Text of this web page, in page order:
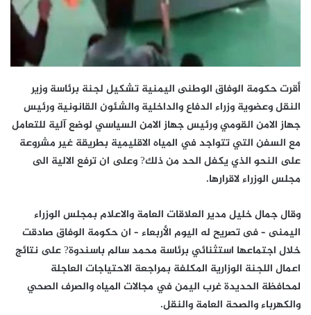
أقرت حكومة الوفاق الوطنى اليمنية تشكيل لجنة برئاسة وزير
النقل وعضوية وزراء الدفاع والداخلية والشئون القانونية ورئيس
جهاز الامن القومي ورئيس جهاز الامن السياسي لوضع آلية للتعامل
مع السفن التي تتواجد في المياه الاقليمية بطريقة غير مشروعة
على النحو الذي يكفل الحد من ذلك? وعلى ان ترفع الالية الى
مجلس الوزراء لاقرارها.
وقال جمال خليل مدير العلاقات العامة والاعلام بمجلس الوزراء
اليمنى – فى تصريح له اليوم الأربعاء – ان حكومة الوفاق صادقت
خلال اجتماعها استثنائي برئاسة محمد سالم باسندوة? على نتائج
اعمال اللجنة الوزارية المكلفة بمراجعة الاحتياجات العاجلة
لمحافظة الحديدة غرب اليمن في مجالات المياه والصرف الصحي
والكهرباء والصحة العامة والنقل.